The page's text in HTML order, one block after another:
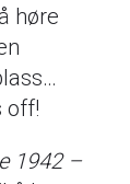
høre
off!
1942 –